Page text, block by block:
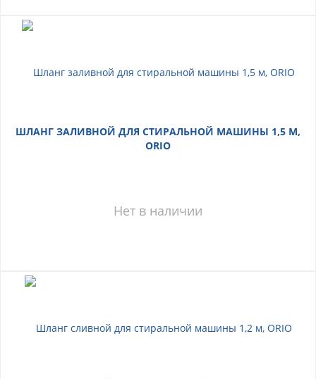
ШЛАНГ ЗАЛИВНОЙ ДЛЯ СТИРАЛЬНОЙ МАШИНЫ 1,5 М,
ORIO
Нет в наличии